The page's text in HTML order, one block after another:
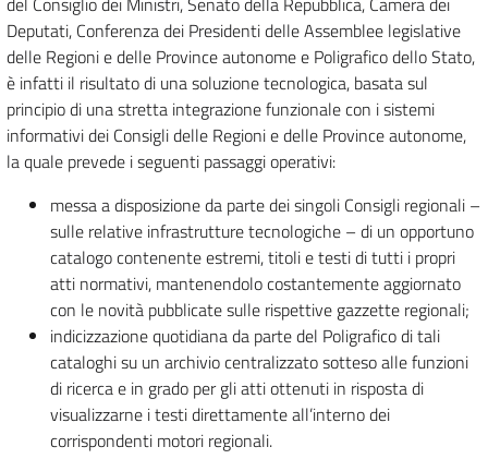
Deputati, Conferenza dei Presidenti delle Assemblee legislative
delle Regioni e delle Province autonome e Poligrafico dello Stato,
è infatti il risultato di una soluzione tecnologica, basata sul
principio di una stretta integrazione funzionale con i sistemi
informativi dei Consigli delle Regioni e delle Province autonome,
la quale prevede i seguenti passaggi operativi:
messa a disposizione da parte dei singoli Consigli regionali –
sulle relative infrastrutture tecnologiche – di un opportuno
catalogo contenente estremi, titoli e testi di tutti i propri
atti normativi, mantenendolo costantemente aggiornato
con le novità pubblicate sulle rispettive gazzette regionali;
indicizzazione quotidiana da parte del Poligrafico di tali
cataloghi su un archivio centralizzato sotteso alle funzioni
di ricerca e in grado per gli atti ottenuti in risposta di
visualizzarne i testi direttamente all’interno dei
corrispondenti motori regionali.